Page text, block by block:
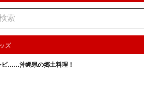
ズ
ピ……沖縄県の郷土料理！